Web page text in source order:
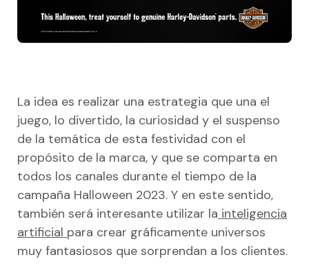
La idea es realizar una estrategia que una el
juego, lo divertido, la curiosidad y el suspenso
de la temática de esta festividad con el
propósito de la marca, y que se comparta en
todos los canales durante el tiempo de la
campaña Halloween 2023. Y en este sentido,
también será interesante utilizar la inteligencia
artificial para crear gráficamente universos
muy fantasiosos que sorprendan a los clientes.